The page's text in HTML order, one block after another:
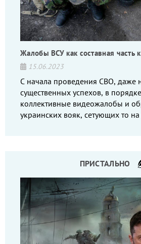
Жалобы ВСУ как составная часть
15.06.2023
С начала проведения СВО, даже
существенных успехов, в
коллективные видеожалобы и
украинских вояк, сетующих то
ПРИСТАЛЬНО